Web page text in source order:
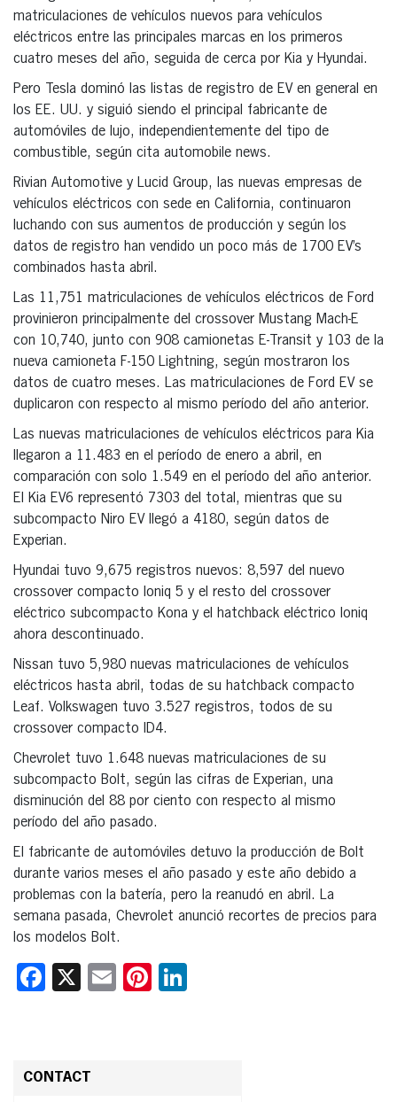
matriculaciones de vehículos nuevos para vehículos
eléctricos entre las principales marcas en los primeros
cuatro meses del año, seguida de cerca por Kia y Hyundai.
Pero Tesla dominó las listas de registro de EV en general en
los EE. UU. y siguió siendo el principal fabricante de
automóviles de lujo, independientemente del tipo de
combustible, según cita automobile news.
Rivian Automotive y Lucid Group, las nuevas empresas de
vehículos eléctricos con sede en California, continuaron
luchando con sus aumentos de producción y según los
datos de registro han vendido un poco más de 1700 EV’s
combinados hasta abril.
Las 11,751 matriculaciones de vehículos eléctricos de Ford
provinieron principalmente del crossover Mustang Mach-E
con 10,740, junto con 908 camionetas E-Transit y 103 de la
nueva camioneta F-150 Lightning, según mostraron los
datos de cuatro meses. Las matriculaciones de Ford EV se
duplicaron con respecto al mismo período del año anterior.
Las nuevas matriculaciones de vehículos eléctricos para Kia
llegaron a 11.483 en el período de enero a abril, en
comparación con solo 1.549 en el período del año anterior.
El Kia EV6 representó 7303 del total, mientras que su
subcompacto Niro EV llegó a 4180, según datos de
Experian.
Hyundai tuvo 9,675 registros nuevos: 8,597 del nuevo
crossover compacto Ioniq 5 y el resto del crossover
eléctrico subcompacto Kona y el hatchback eléctrico Ioniq
ahora descontinuado.
Nissan tuvo 5,980 nuevas matriculaciones de vehículos
eléctricos hasta abril, todas de su hatchback compacto
Leaf. Volkswagen tuvo 3.527 registros, todos de su
crossover compacto ID4.
Chevrolet tuvo 1.648 nuevas matriculaciones de su
subcompacto Bolt, según las cifras de Experian, una
disminución del 88 por ciento con respecto al mismo
período del año pasado.
El fabricante de automóviles detuvo la producción de Bolt
durante varios meses el año pasado y este año debido a
problemas con la batería, pero la reanudó en abril. La
semana pasada, Chevrolet anunció recortes de precios para
los modelos Bolt.
Facebook
X EmailPinterest
CONTACT